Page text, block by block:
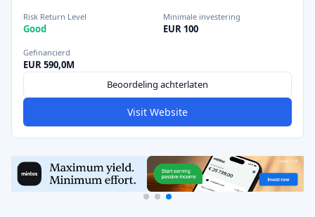
Risk Return Level
Good
Minimale investering
EUR 100
Gefinancierd
EUR 590,0M
Beoordeling achterlaten
Visit Website